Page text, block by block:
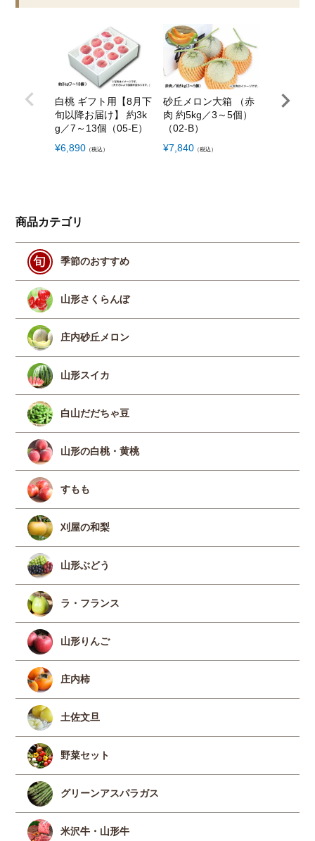
白桃 ギフト用【8月下
旬以降お届け】 約3k
g／7～13個（05-E）
¥6,890 （税込）
砂丘メロン大箱 （赤
肉 約5kg／3～5個）
（02-B）
¥7,840 （税込）
月山高
商品カテゴリ
季節のおすすめ
山形さくらんぼ
庄内砂丘メロン
山形スイカ
白山だだちゃ豆
山形の白桃・黄桃
すもも
刈屋の和梨
山形ぶどう
ラ・フランス
山形りんご
庄内柿
土佐文旦
野菜セット
グリーンアスパラガス
米沢牛・山形牛